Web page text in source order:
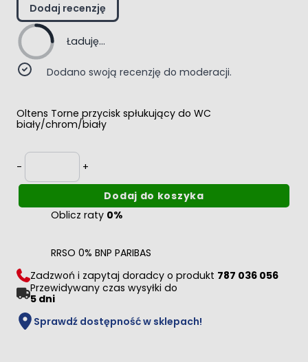
Dodaj recenzję
Ładuję...
Dodano swoją recenzję do moderacji.
Oltens Torne przycisk spłukujący do WC
biały/chrom/biały
-
Ilość
+
Dodaj do koszyka
Oblicz raty 0%
RRSO 0% BNP PARIBAS
Zadzwoń i zapytaj doradcy o produkt 787 036 056
Przewidywany czas wysyłki do
5 dni
Sprawdź dostępność w sklepach!